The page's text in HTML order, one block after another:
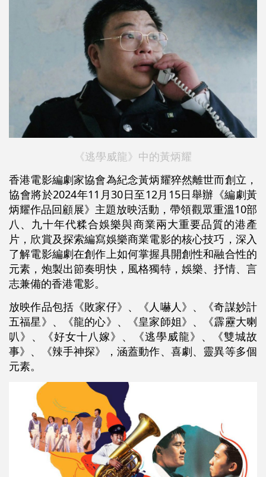
《逃學威龍》中的黃炳耀
香港電影編劇家協會為紀念黃炳耀猝然離世而創立，
協會將於2024年11月30日至12月15日舉辦《編劇黃
炳耀作品回顧展》主題放映活動，帶領觀眾重溫10部
八、九十年代糅合娛樂與商業兩大重要品質的港產
片，欣賞及探索編寫娛樂商業電影的核心技巧，深入
了解電影編劇在創作上如何掌握具開創性和融合性的
元素，炮製出節奏明快，風格獨特，娛樂、抒情、言
志兼備的香港電影。
放映作品包括《敗家仔》、《人嚇人》、《奇謀妙計
五福星》、《龍的心》、《皇家師姐》、《霹靂大喇
叭》、《好女十八嫁》、《逃學威龍》、《雙城故
事》、《辣手神探》，涵蓋動作、喜劇、靈異等多個
元素。